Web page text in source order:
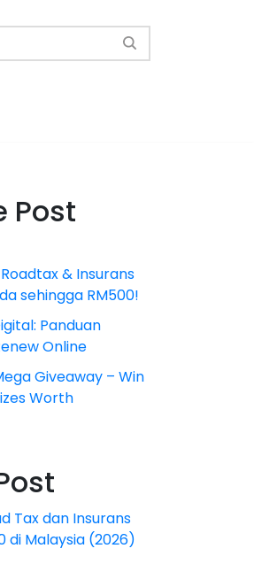
Post
& Insurans
sehingga RM500!
Panduan
Online
Giveaway – Win
Worth
Tax dan Insurans
di Malaysia (2026)